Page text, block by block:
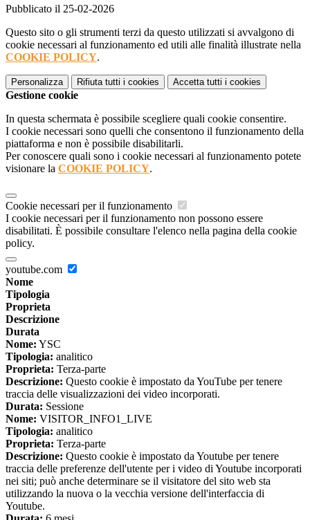
Pubblicato il 25-02-2026
Questo sito o gli strumenti terzi da questo utilizzati si avvalgono di
cookie necessari al funzionamento ed utili alle finalità illustrate nella
COOKIE POLICY.
Personalizza Rifiuta tutti i cookies Accetta tutti i cookies
Gestione cookie
In questa schermata è possibile scegliere quali cookie consentire.
I cookie necessari sono quelli che consentono il funzionamento della
piattaforma e non è possibile disabilitarli.
Per conoscere quali sono i cookie necessari al funzionamento potete
visionare la COOKIE POLICY.
Cookie necessari per il funzionamento
I cookie necessari per il funzionamento non possono essere
disabilitati. È possibile consultare l'elenco nella pagina della cookie
policy.
youtube.com
Nome
Tipologia
Proprieta
Descrizione
Durata
Nome: YSC
Tipologia: analitico
Proprieta: Terza-parte
Descrizione: Questo cookie è impostato da YouTube per tenere
traccia delle visualizzazioni dei video incorporati.
Durata: Sessione
Nome: VISITOR_INFO1_LIVE
Tipologia: analitico
Proprieta: Terza-parte
Descrizione: Questo cookie è impostato da Youtube per tenere
traccia delle preferenze dell'utente per i video di Youtube incorporati
nei siti; può anche determinare se il visitatore del sito web sta
utilizzando la nuova o la vecchia versione dell'interfaccia di
Youtube.